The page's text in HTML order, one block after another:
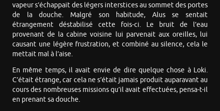
vapeur s’échappait des légers interstices au sommet des portes
de la douche. Malgré son habitude, Alus se sentait
étrangement déstabilisé cette fois-ci. Le bruit de l’eau
provenant de la cabine voisine lui parvenait aux oreilles, lui
causant une légère frustration, et combiné au silence, cela le
mettait mal à l’aise.
En même temps, il avait envie de dire quelque chose à Loki.
C’était étrange, car cela ne s’était jamais produit auparavant au
cours des nombreuses missions qu’il avait effectuées, pensa-t-il
en prenant sa douche.